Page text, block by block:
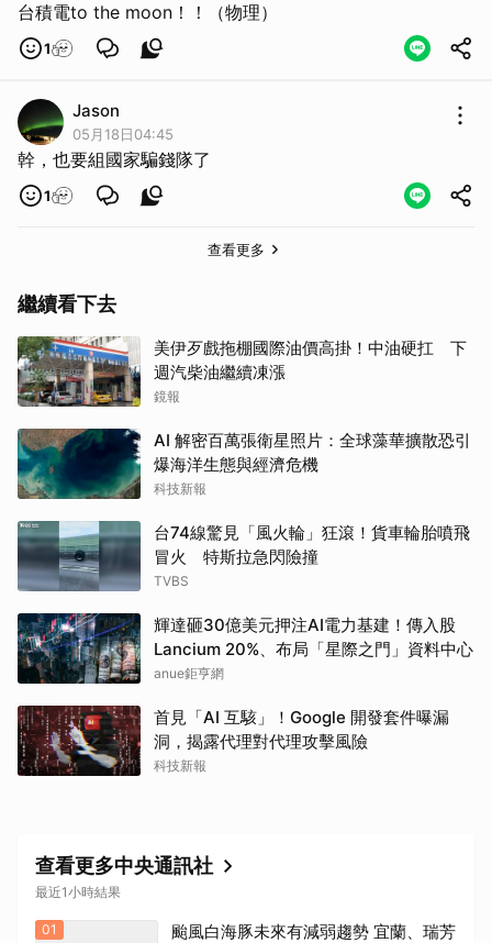
台積電to the moon！！（物理）
1
Jason
05月18日04:45
幹，也要組國家騙錢隊了
1
查看更多
繼續看下去
美伊歹戲拖棚國際油價高掛！中油硬扛 下
週汽柴油繼續凍漲
鏡報
AI 解密百萬張衛星照片：全球藻華擴散恐引
爆海洋生態與經濟危機
科技新報
台74線驚見「風火輪」狂滾！貨車輪胎噴飛
冒火 特斯拉急閃險撞
TVBS
輝達砸30億美元押注AI電力基建！傳入股
Lancium 20%、布局「星際之門」資料中心
anue鉅亨網
首見「AI 互駭」！Google 開發套件曝漏
洞，揭露代理對代理攻擊風險
科技新報
查看更多中央通訊社
最近1小時結果
01
颱風白海豚未來有減弱趨勢 宜蘭、瑞芳